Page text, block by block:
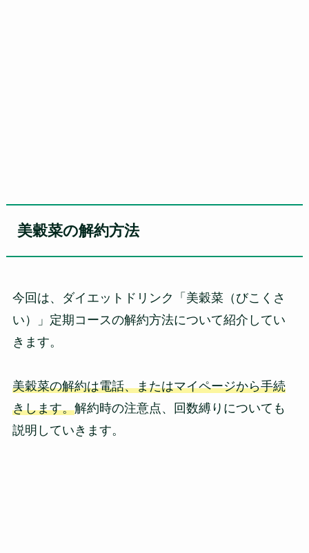
美穀菜の解約方法
今回は、ダイエットドリンク「美穀菜（びこくさ
い）」定期コースの解約方法について紹介してい
きます。
美穀菜の解約は電話、またはマイページから手続
きします。解約時の注意点、回数縛りについても
説明していきます。